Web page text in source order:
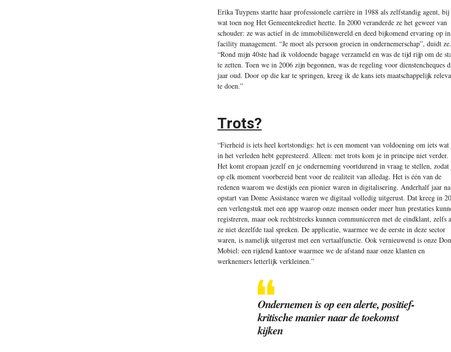
Erika Tuypens startte haar professionele carrière in 1988 als zelfstandig agent, bij
wat toen nog Het Gemeentekrediet heette. In 2000 veranderde ze het geweer van
schouder: ze was actief in de immobiliënwereld en deed bijkomend ervaring op in
facility management. “Je moet als persoon groeien in ondernemerschap”, duidt ze.
“Rond mijn 40ste had ik voldoende bagage verzameld en was de tijd rijp om de
te zetten. Toen we in 2006 zijn begonnen, was de regeling voor dienstencheques
jaar oud. Door op die kar te springen, kreeg ik de kans iets maatschappelijk
te doen.”
Trots?
“Fierheid is iets heel kortstondigs: het is een moment van voldoening om iets wat
in het verleden hebt gepresteerd. Alleen: met trots kom je in principe niet verder.
Het komt eropaan jezelf en je onderneming voortdurend in vraag te stellen, zodat
op elk moment voorbereid bent voor de realiteit van alledag. Het is één van de
redenen waarom we destijds een pionier waren in digitalisering. Anderhalf jaar
opstart van Dome Assistance waren we digitaal volledig uitgerust. Dat kreeg in
een verlengstuk met een app waarop onze mensen onder meer hun prestaties
registreren, maar ook rechtstreeks kunnen communiceren met de eindklant, zelfs
ze niet dezelfde taal spreken. De applicatie, waarmee we de eerste in deze sector
waren, is namelijk uitgerust met een vertaalfunctie. Ook vernieuwend is onze
Mobiel: een rijdend kantoor waarmee we de afstand naar onze klanten en
werknemers letterlijk verkleinen.”
Ondernemen is op een alerte, positief-
kritische manier naar de toekomst
kijken